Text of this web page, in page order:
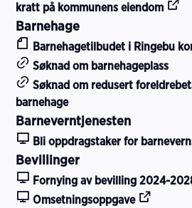
a
t
kratt på kommunens eiendom
Barnehage
Barnehagetilbudet i Ringebu
Søknad om barnehageplass
Søknad om redusert
barnehage
Barneverntjenesten
Bli oppdragstaker for
Bevillinger
Fornying av bevilling 2024-
Omsetningsoppgave